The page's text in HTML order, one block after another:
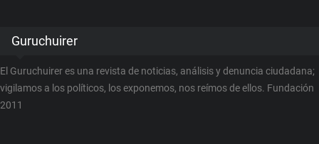
Guruchuirer
El Guruchuirer es una revista de noticias, análisis y denuncia ciudadana;
vigilamos a los políticos, los exponemos, nos reímos de ellos. Fundación
2011